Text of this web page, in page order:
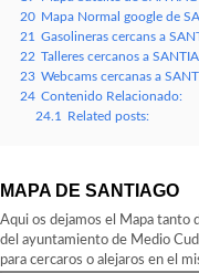
20
Mapa Normal google de
21
Gasolineras cercans a
22 Talleres cercanos a
23 Webcams cercanas a
24 Contenido Relacionado:
24.1
Related posts:
MAPA DE SANTIAGO
Aqui os dejamos el Mapa tanto
del ayuntamiento de Medio
para cercaros o alejaros en el